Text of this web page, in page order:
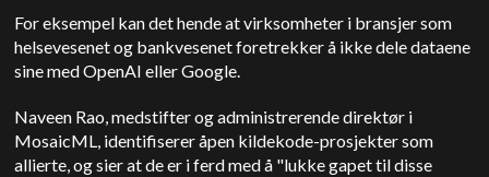
For eksempel kan det hende at virksomheter i bransjer som
helsevesenet og bankvesenet foretrekker å ikke dele dataene
sine med OpenAI eller Google.
Naveen Rao, medstifter og administrerende direktør i
MosaicML, identifiserer åpen kildekode-prosjekter som
allierte, og sier at de er i ferd med å "lukke gapet til disse